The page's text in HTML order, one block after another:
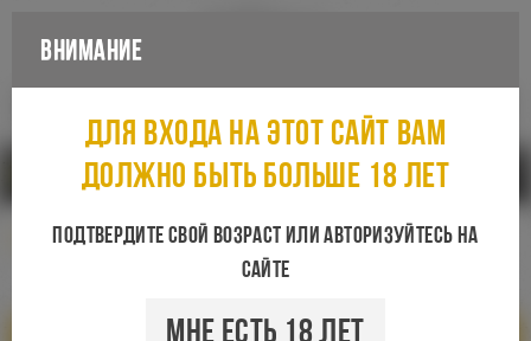
Санкт-Петербург
Внимание
Для входа на этот сайт вам
должно быть больше 18 лет
Подтвердите свой возраст или авторизуйтесь на
сайте
Мне есть 18 лет